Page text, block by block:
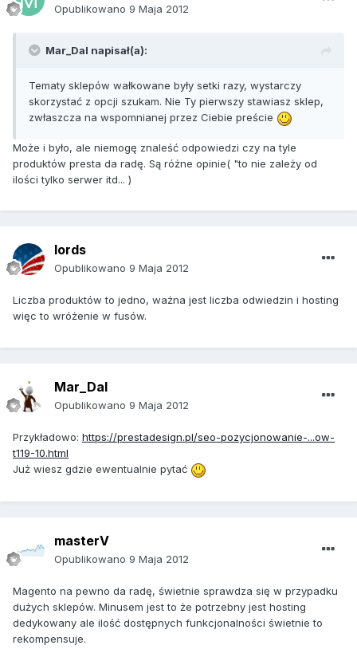
Opublikowano 9 Maja 2012
Mar_Dal napisał(a):
Tematy sklepów wałkowane były setki razy, wystarczy
skorzystać z opcji szukam. Nie Ty pierwszy stawiasz sklep,
zwłaszcza na wspomnianej przez Ciebie preście
Może i było, ale niemogę znaleść odpowiedzi czy na tyle
produktów presta da radę. Są różne opinie( "to nie zależy od
ilości tylko serwer itd... )
lords
Opublikowano 9 Maja 2012
Liczba produktów to jedno, ważna jest liczba odwiedzin i hosting
więc to wróżenie w fusów.
Mar_Dal
Opublikowano 9 Maja 2012
Przykładowo: https://prestadesign.pl/seo-pozycjonowanie-...ow-
t119-10.html
Już wiesz gdzie ewentualnie pytać
masterV
Opublikowano 9 Maja 2012
Magento na pewno da radę, świetnie sprawdza się w przypadku
dużych sklepów. Minusem jest to że potrzebny jest hosting
dedykowany ale ilość dostępnych funkcjonalności świetnie to
rekompensuje.